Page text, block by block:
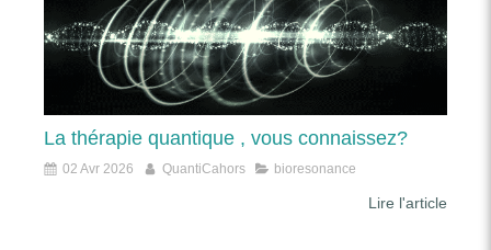
La thérapie quantique , vous connaissez?
02 Avr 2026 QuantiCahors bioresonance
Lire l'article